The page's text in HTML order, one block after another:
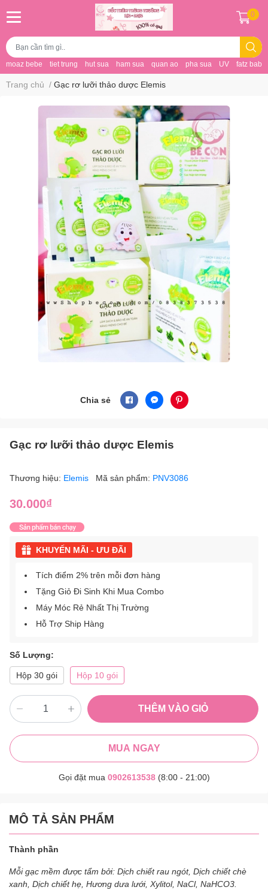
moaz bebe tiet trung hut sua ham sua quan ao pha sua UV fatz baby
0
Trang chủ / Gạc rơ lưỡi thảo dược Elemis
Chia sẻ
Gạc rơ lưỡi thảo dược Elemis
Thương hiệu: Elemis Mã sản phẩm: PNV3086
30.000₫
KHUYẾN MÃI - ƯU ĐÃI
Tích điểm 2% trên mỗi đơn hàng
Tặng Giỏ Đi Sinh Khi Mua Combo
Máy Móc Rẻ Nhất Thị Trường
Hỗ Trợ Ship Hàng
Số Lượng:
Hộp 30 gói Hộp 10 gói
THÊM VÀO GIỎ
MUA NGAY
Gọi đặt mua 0902613538(8:00 - 21:00)
MÔ TẢ SẢN PHẨM
Thành phần
Mỗi gạc mềm được tẩm bởi: Dịch chiết rau ngót, Dịch chiết chè
xanh, Dịch chiết hẹ, Hương dưa lưới, Xylitol, NaCl, NaHCO3.